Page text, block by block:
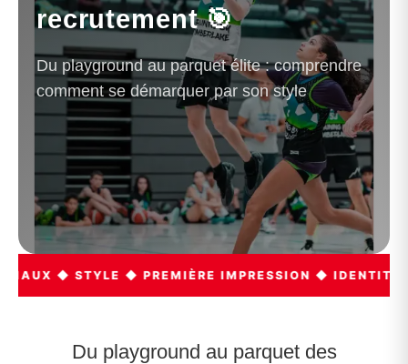
recrutement 🎯
Du playground au parquet élite : comprendre
comment se démarquer par son style
◆ PREMIÈRE IMPRESSION ◆ IDENTITÉ
Du playground au parquet des